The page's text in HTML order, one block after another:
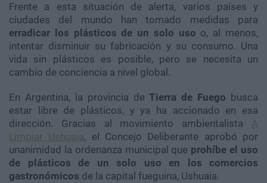
Frente a esta situación de alerta, varios países y
ciudades del mundo han tomado medidas para
erradicar los plásticos de un solo uso o, al menos,
intentar disminuir su fabricación y su consumo. Una
vida sin plásticos es posible, pero se necesita un
cambio de conciencia a nivel global.
En Argentina, la provincia deTierra de Fuego busca
estar libre de plásticos, y ya ha accionado en esa
dirección. Gracias al movimiento ambientalista A
Limpiar Ushuaia, el Concejo Deliberante aprobó por
unanimidad la ordenanza municipal que prohíbe el uso
de plásticos de un solo uso en los comercios
gastronómicos de la capital fueguina, Ushuaia.